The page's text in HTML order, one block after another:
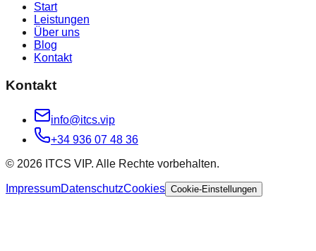
Start
Leistungen
Über uns
Blog
Kontakt
Kontakt
info@itcs.vip
+34 936 07 48 36
© 2026 ITCS VIP. Alle Rechte vorbehalten.
ImpressumDatenschutzCookies Cookie-Einstellungen